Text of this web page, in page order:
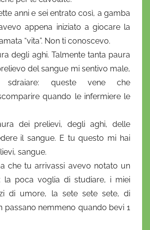
a
D
'
O
o
anni e sei entrato così, a gamba
appena iniziato a giocare la
“vita”. Non ti conoscevo.
degli aghi. Talmente tanta paura
del sangue mi sentivo male,
queste vene che
quando le infermiere le
dei prelievi, degli aghi, delle
il sangue. E tu questo mi hai
sangue.
che tu arrivassi avevo notato un
la poca voglia di studiare, i miei
di umore, la sete sete sete, di
passano nemmeno quando bevi 1